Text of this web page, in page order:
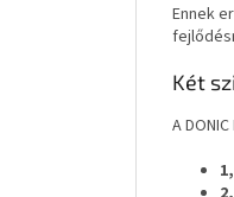
Ennek
Két
A